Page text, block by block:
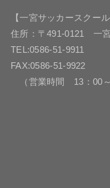
【一宮サッカースクー
住所：〒491-0121 一
TEL:0586-51-9911
FAX:0586-51-9922
（営業時間 13：00